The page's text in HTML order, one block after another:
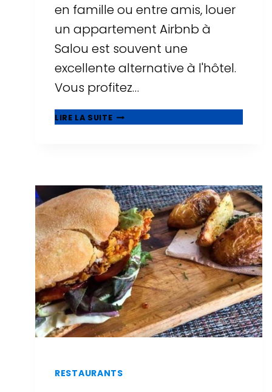
en famille ou entre amis, louer
un appartement Airbnb à
Salou est souvent une
excellente alternative à l'hôtel.
Vous profitez…
LIRE LA SUITE▷
LES
SALOU
:
APPARTEMENTS
AVEC
PISCINE
ET
VUE
SUR
MER
RESTAURANTS